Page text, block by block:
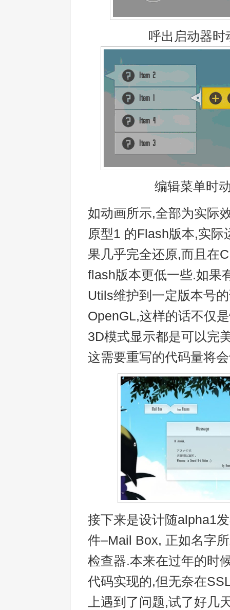
呼出启动器时
编辑菜单时
如动画所示,全部为实际
原型1 的Flash版本,实际
果几乎完全还原,而且在
flash版本更低一些.如果
Utils维护到一定版本号
OpenGL,这样的话不仅
3D模式显示都是可以完
这需要重写的代码量将
接下来是设计随alpha1
件–Mail Box, 正如名字
检查器.本来在过年的时
代码实现的,但无奈在
上遇到了问题,试了好几